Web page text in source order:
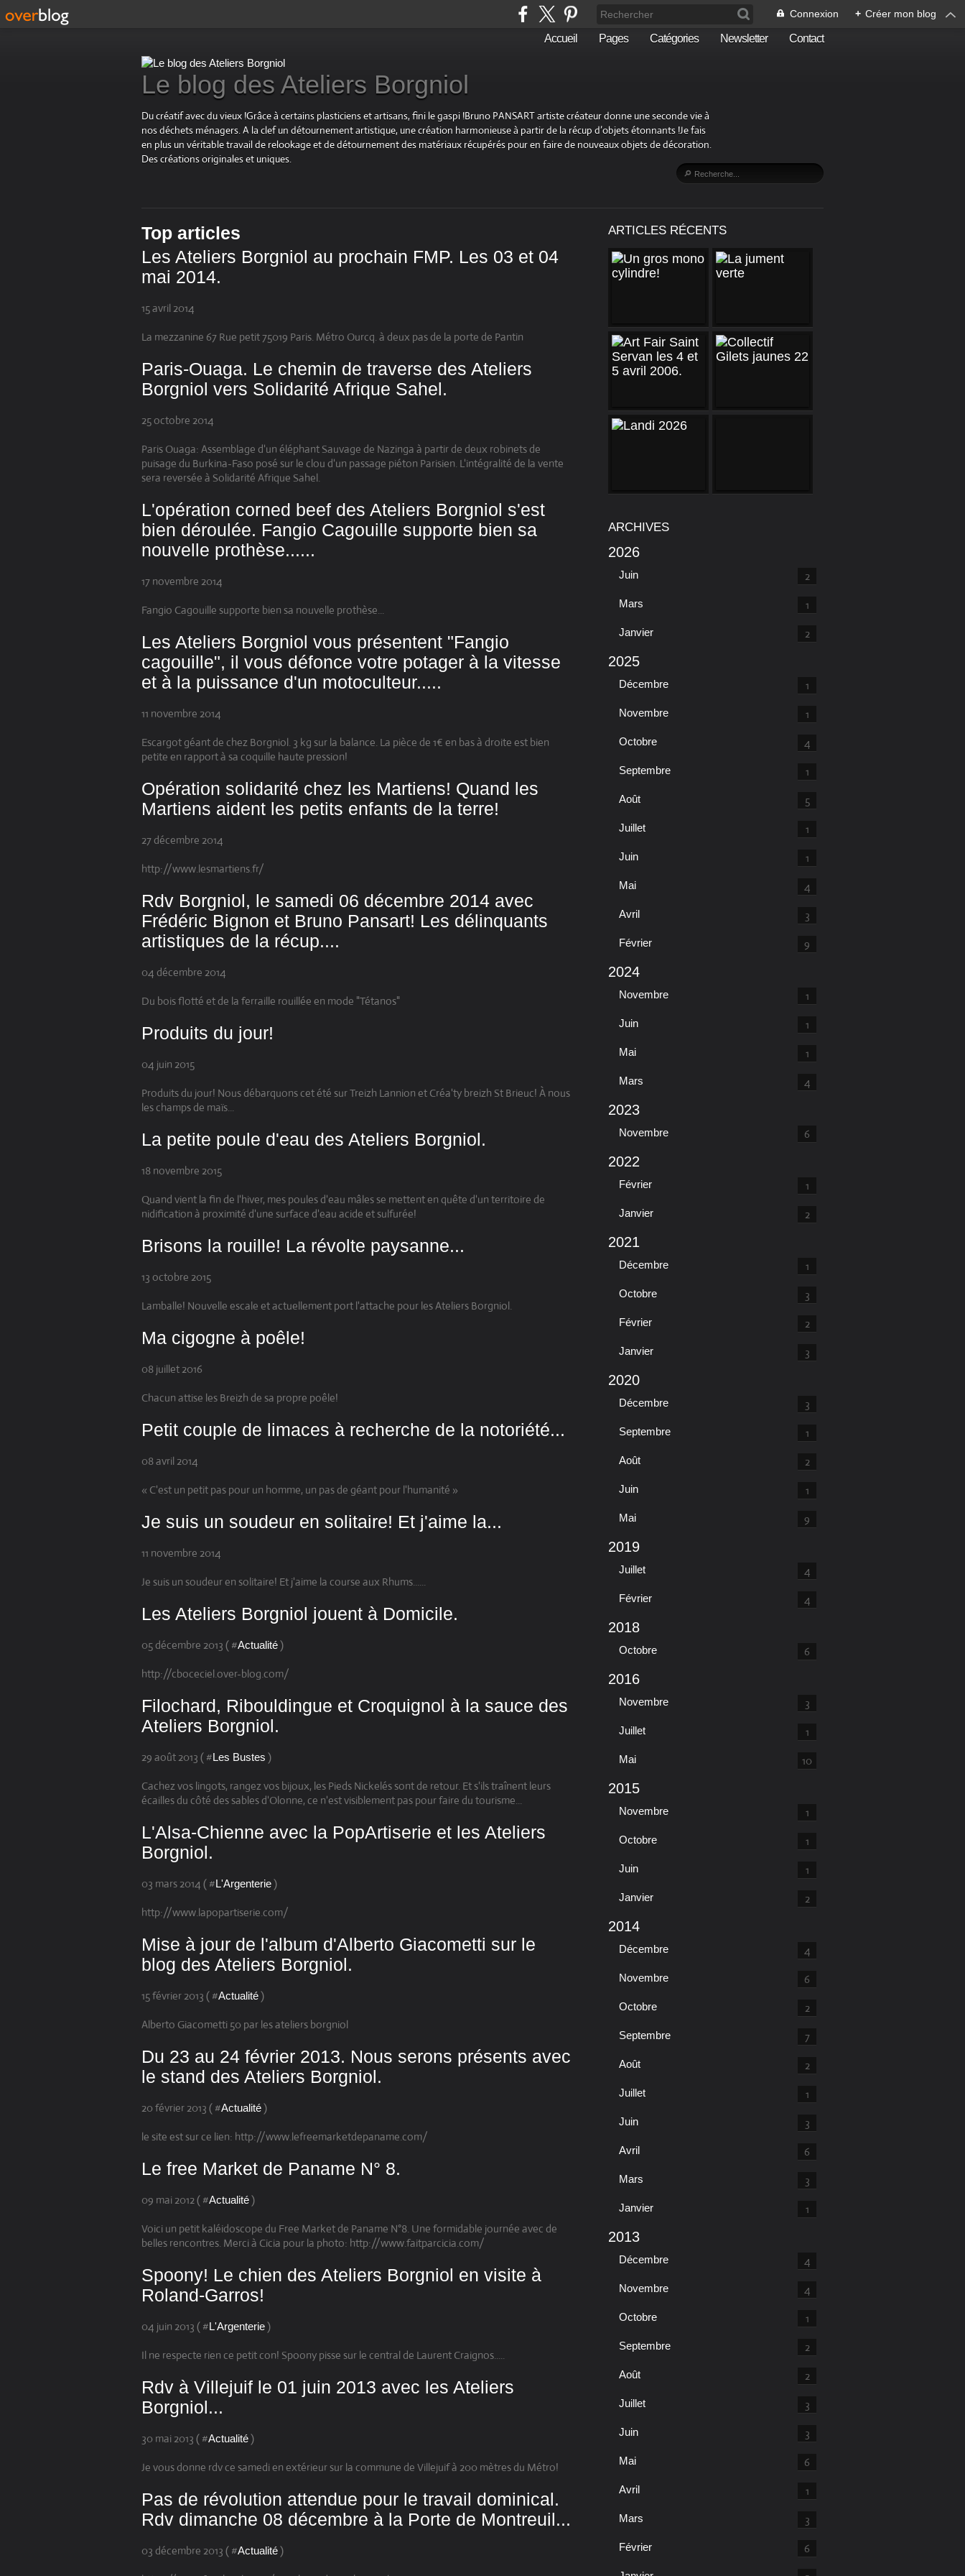
Connexion + Créer mon blog
Accueil Pages Catégories Newsletter Contact
Le blog des Ateliers Borgniol
Du créatif avec du vieux !Grâce à certains plasticiens et artisans, fini le gaspi !Bruno PANSART artiste créateur donne une seconde vie à
nos déchets ménagers. A la clef un détournement artistique, une création harmonieuse à partir de la récup d’objets étonnants !Je fais
en plus un véritable travail de relookage et de détournement des matériaux récupérés pour en faire de nouveaux objets de décoration.
Des créations originales et uniques.
Top articles
Les Ateliers Borgniol au prochain FMP. Les 03 et 04
mai 2014.
15 avril 2014
La mezzanine 67 Rue petit 75019 Paris. Métro Ourcq. à deux pas de la porte de Pantin
Paris-Ouaga. Le chemin de traverse des Ateliers
Borgniol vers Solidarité Afrique Sahel.
25 octobre 2014
Paris Ouaga: Assemblage d'un éléphant Sauvage de Nazinga à partir de deux robinets de
puisage du Burkina-Faso posé sur le clou d'un passage piéton Parisien. L'intégralité de la vente
sera reversée à Solidarité Afrique Sahel.
L'opération corned beef des Ateliers Borgniol s'est
bien déroulée. Fangio Cagouille supporte bien sa
nouvelle prothèse......
17 novembre 2014
Fangio Cagouille supporte bien sa nouvelle prothèse...
Les Ateliers Borgniol vous présentent "Fangio
cagouille", il vous défonce votre potager à la vitesse
et à la puissance d'un motoculteur.....
11 novembre 2014
Escargot géant de chez Borgniol. 3 kg sur la balance. La pièce de 1€ en bas à droite est bien
petite en rapport à sa coquille haute pression!
Opération solidarité chez les Martiens! Quand les
Martiens aident les petits enfants de la terre!
27 décembre 2014
http://www.lesmartiens.fr/
Rdv Borgniol, le samedi 06 décembre 2014 avec
Frédéric Bignon et Bruno Pansart! Les délinquants
artistiques de la récup....
04 décembre 2014
Du bois flotté et de la ferraille rouillée en mode "Tétanos"
Produits du jour!
04 juin 2015
Produits du jour! Nous débarquons cet été sur Treizh Lannion et Créa'ty breizh St Brieuc! À nous
les champs de maïs...
La petite poule d'eau des Ateliers Borgniol.
18 novembre 2015
Quand vient la fin de l'hiver, mes poules d'eau mâles se mettent en quête d'un territoire de
nidification à proximité d'une surface d'eau acide et sulfurée!
Brisons la rouille! La révolte paysanne...
13 octobre 2015
Lamballe! Nouvelle escale et actuellement port l'attache pour les Ateliers Borgniol.
Ma cigogne à poêle!
08 juillet 2016
Chacun attise les Breizh de sa propre poêle!
Petit couple de limaces à recherche de la notoriété...
08 avril 2014
« C'est un petit pas pour un homme, un pas de géant pour l'humanité »
Je suis un soudeur en solitaire! Et j'aime la...
11 novembre 2014
Je suis un soudeur en solitaire! Et j'aime la course aux Rhums......
Les Ateliers Borgniol jouent à Domicile.
05 décembre 2013 ( #Actualité)
http://cboceciel.over-blog.com/
Filochard, Ribouldingue et Croquignol à la sauce des
Ateliers Borgniol.
29 août 2013 ( #Les Bustes )
Cachez vos lingots, rangez vos bijoux, les Pieds Nickelés sont de retour. Et s'ils traînent leurs
écailles du côté des sables d'Olonne, ce n'est visiblement pas pour faire du tourisme...
L'Alsa-Chienne avec la PopArtiserie et les Ateliers
Borgniol.
03 mars 2014 ( #L'Argenterie)
http://www.lapopartiserie.com/
Mise à jour de l'album d'Alberto Giacometti sur le
blog des Ateliers Borgniol.
15 février 2013 ( #Actualité)
Alberto Giacometti 50 par les ateliers borgniol
Du 23 au 24 février 2013. Nous serons présents avec
le stand des Ateliers Borgniol.
20 février 2013 ( #Actualité)
le site est sur ce lien: http://www.lefreemarketdepaname.com/
Le free Market de Paname N° 8.
09 mai 2012 ( #Actualité)
Voici un petit kaléidoscope du Free Market de Paname N°8. Une formidable journée avec de
belles rencontres. Merci à Cicia pour la photo: http://www.faitparcicia.com/
Spoony! Le chien des Ateliers Borgniol en visite à
Roland-Garros!
04 juin 2013 ( #L'Argenterie)
Il ne respecte rien ce petit con! Spoony pisse sur le central de Laurent Craignos.....
Rdv à Villejuif le 01 juin 2013 avec les Ateliers
Borgniol...
30 mai 2013 ( #Actualité)
Je vous donne rdv ce samedi en extérieur sur la commune de Villejuif à 200 mètres du Métro!
Pas de révolution attendue pour le travail dominical.
Rdv dimanche 08 décembre à la Porte de Montreuil...
03 décembre 2013 ( #Actualité)
ARTICLES RÉCENTS
ARCHIVES
2026
Juin 2
Mars 1
Janvier 2
2025
Décembre 1
Novembre 1
Octobre 4
Septembre 1
Août 5
Juillet 1
Juin 1
Mai 4
Avril 3
Février 9
2024
Novembre 1
Juin 1
Mai 1
Mars 4
2023
Novembre 6
2022
Février 1
Janvier 2
2021
Décembre 1
Octobre 3
Février 2
Janvier 3
2020
Décembre 3
Septembre 1
Août 2
Juin 1
Mai 9
2019
Juillet 4
Février 4
2018
Octobre 6
2016
Novembre 3
Juillet 1
Mai 10
2015
Novembre 1
Octobre 1
Juin 1
Janvier 2
2014
Décembre 4
Novembre 6
Octobre 2
Septembre 7
Août 2
Juillet 1
Juin 3
Avril 6
Mars 3
Janvier 1
2013
Décembre 4
Novembre 4
Octobre 1
Septembre 2
Août 2
Juillet 3
Juin 3
Mai 6
Avril 1
Mars 3
Février 6